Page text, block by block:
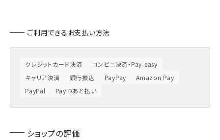
ご利用できるお支払い方法
クレジットカード決済
コンビニ決済・Pay-easy
キャリア決済
銀行振込 PayPay
Amazon Pay
PayPal
PayIDあと払い
ショップの評価